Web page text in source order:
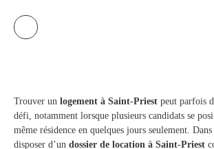
Trouver un logement à Saint-Priest peut parfois
défi, notamment lorsque plusieurs candidats se
même résidence en quelques jours seulement. Dans
disposer d’un dossier de location à Saint-Priest